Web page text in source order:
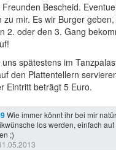
Bescheid.
zu mir. Es wir Burger
2. oder den 3. Gang
spätestens im
den Plattentellern
Eintritt beträgt 5 Euro.
Wie immer könnt ihr bei mir
los werden, einfach
;)